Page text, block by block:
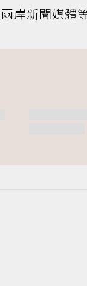
岸新聞媒體